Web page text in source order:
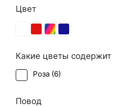
Цвет
Какие цветы содержит
Роза (6)
Повод